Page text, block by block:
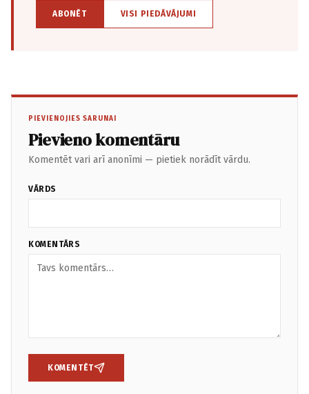
ABONĒT VISI PIEDĀVĀJUMI
PIEVIENOJIES SARUNAI
Pievieno komentāru
Komentēt vari arī anonīmi — pietiek norādīt vārdu.
VĀRDS
KOMENTĀRS
KOMENTĒT